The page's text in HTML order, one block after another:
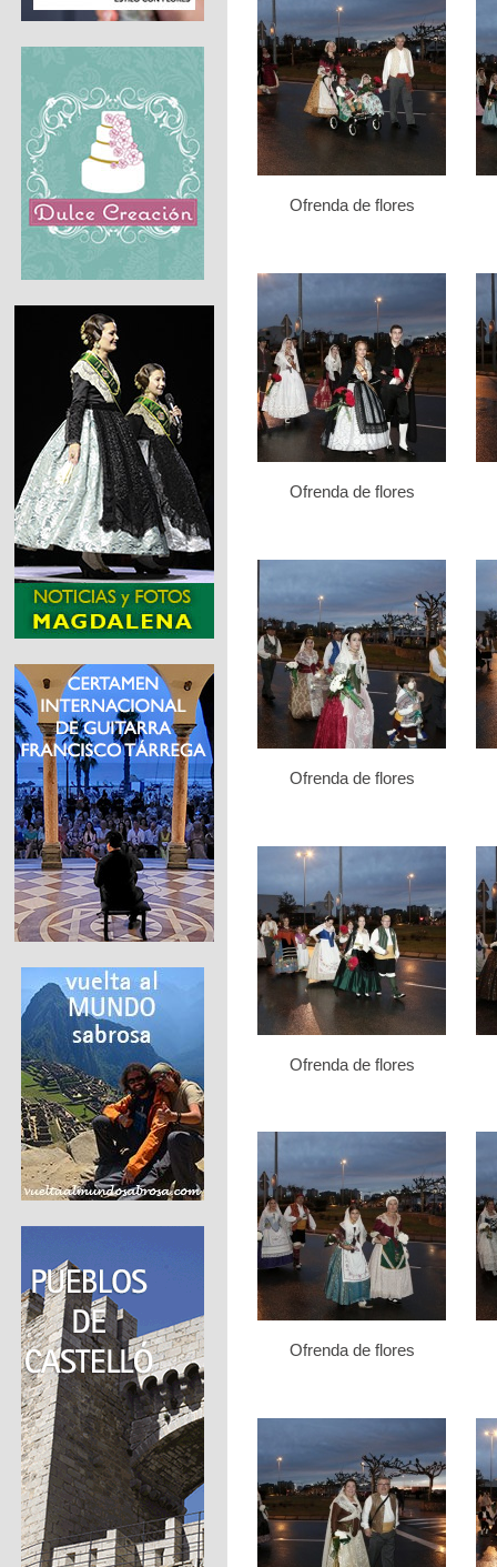
Ofrenda de flores
Ofrenda de flores
Ofrenda de flores
Ofrenda de flores
Ofrenda de flores